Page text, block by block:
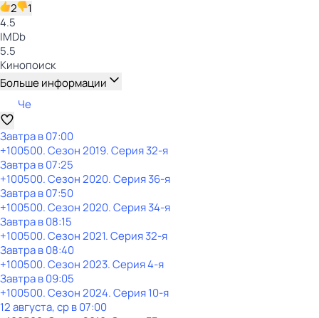
2
1
4.5
IMDb
5.5
Кинопоиск
Больше информации
Че
Завтра в 07:00
+100500. Сезон 2019. Серия 32-я
Завтра в 07:25
+100500. Сезон 2020. Серия 36-я
Завтра в 07:50
+100500. Сезон 2020. Серия 34-я
Завтра в 08:15
+100500. Сезон 2021. Серия 32-я
Завтра в 08:40
+100500. Сезон 2023. Серия 4-я
Завтра в 09:05
+100500. Сезон 2024. Серия 10-я
12 августа, ср в 07:00